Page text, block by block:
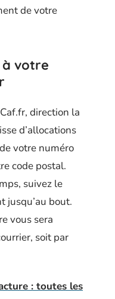
de votre
à votre
direction la
d’allocations
votre numéro
code postal.
suivez le
jusqu’au bout.
vous sera
soit par
: toutes les